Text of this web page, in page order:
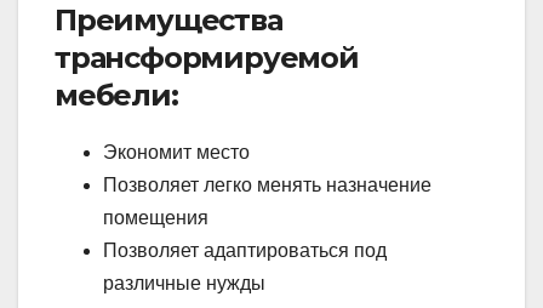
Преимущества
трансформируемой
мебели:
Экономит место
Позволяет легко менять назначение
помещения
Позволяет адаптироваться под
различные нужды